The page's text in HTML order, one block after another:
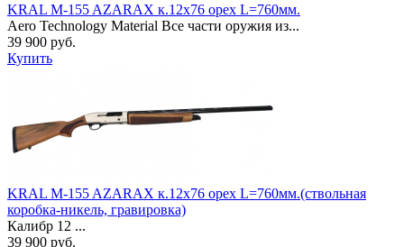
KRAL M-155 AZARAX к.12х76 орех L=760мм.
Aero Technology Material Все части оружия из...
39 900 руб.
Купить
KRAL M-155 AZARAX к.12х76 орех L=760мм.(ствольная
коробка-никель, гравировка)
Калибр 12 ...
39 900 руб.